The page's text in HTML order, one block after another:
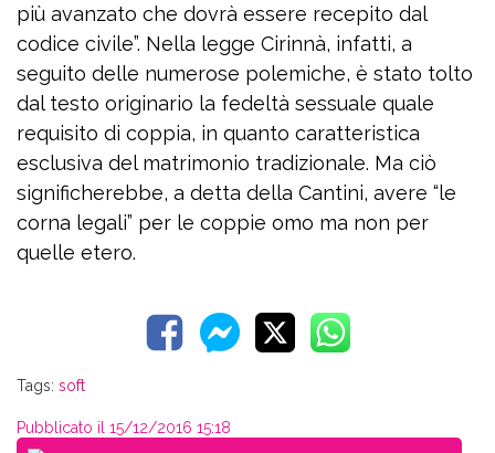
più avanzato che dovrà essere recepito dal
codice civile”. Nella legge Cirinnà, infatti, a
seguito delle numerose polemiche, è stato tolto
dal testo originario la fedeltà sessuale quale
requisito di coppia, in quanto caratteristica
esclusiva del matrimonio tradizionale. Ma ciò
significherebbe, a detta della Cantini, avere “le
corna legali” per le coppie omo ma non per
quelle etero.
Tags: soft
Pubblicato il 15/12/2016 15:18